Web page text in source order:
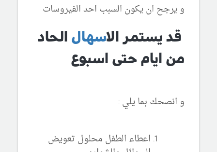
و يرجح ان يكون السبب احد الفيروسات
قد يستمر الاسهال الحاد
من ايام حتى اسبوع
و انصحك بما يلي :
اعطاء الطفل محلول تعويض